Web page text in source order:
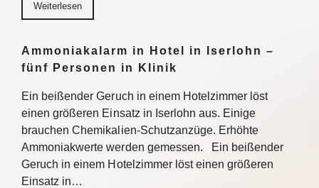
Weiterlesen
Ammoniakalarm in Hotel in Iserlohn –
fünf Personen in Klinik
Ein beißender Geruch in einem Hotelzimmer löst
einen größeren Einsatz in Iserlohn aus. Einige
brauchen Chemikalien-Schutzanzüge. Erhöhte
Ammoniakwerte werden gemessen. Ein beißender
Geruch in einem Hotelzimmer löst einen größeren
Einsatz in…